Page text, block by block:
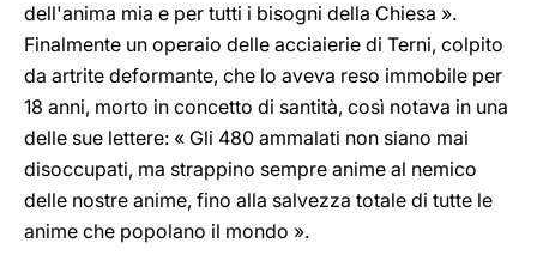
dell'anima mia e per tutti i bisogni della Chiesa ».
Finalmente un operaio delle acciaierie di Terni, colpito
da artrite deformante, che lo aveva reso immobile per
18 anni, morto in concetto di santità, così notava in una
delle sue lettere: « Gli 480 ammalati non siano mai
disoccupati, ma strappino sempre anime al nemico
delle nostre anime, fino alla salvezza totale di tutte le
anime che popolano il mondo ».